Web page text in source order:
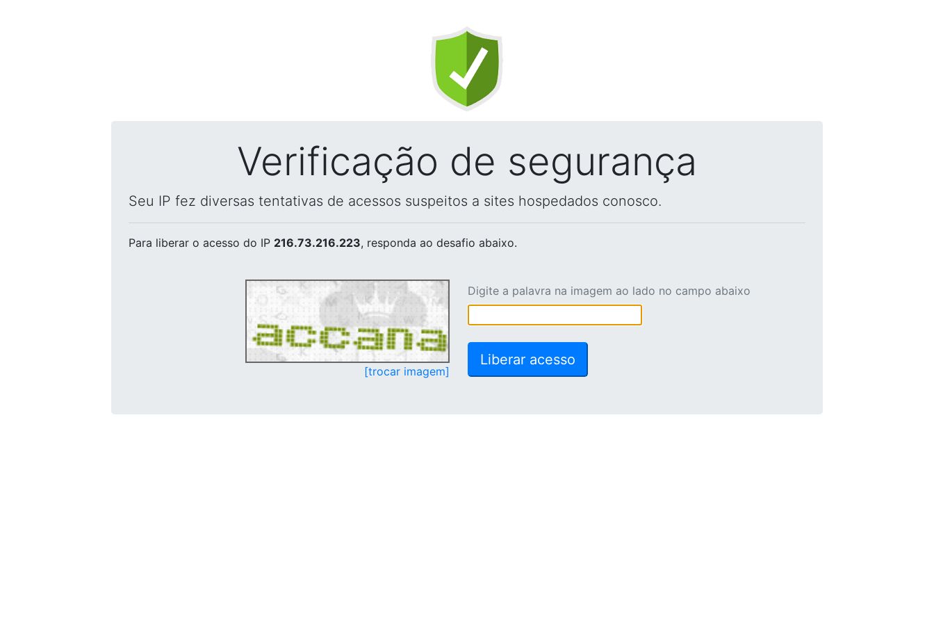
Verificação de segurança
Seu IP fez diversas tentativas de acessos suspeitos a sites hospedados conosco.
Para liberar o acesso do IP 216.73.216.223, responda ao desafio abaixo.
[trocar imagem]
Digite a palavra na imagem ao lado no campo abaixo